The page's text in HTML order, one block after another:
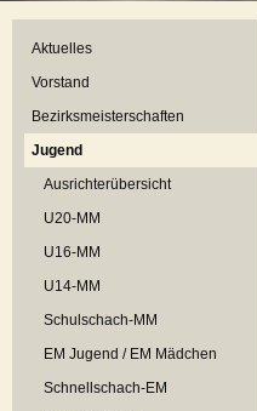
Aktuelles
Vorstand
Bezirksmeisterschaften
Jugend
Ausrichterübersicht
U20-MM
U16-MM
U14-MM
Schulschach-MM
EM Jugend / EM Mädchen
Schnellschach-EM